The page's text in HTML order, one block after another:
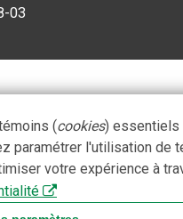
03
(cookies) essentiels
paramétrer l'utilisation de
votre expérience à